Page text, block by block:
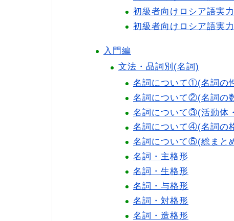
初級者向けロシア語実
初級者向けロシア語実
入門編
文法・品詞別(名詞)
名詞について①(名詞の
名詞について②(名詞の
名詞について③(活動体
名詞について④(名詞の
名詞について⑤(総まと
名詞・主格形
名詞・生格形
名詞・与格形
名詞・対格形
名詞・造格形